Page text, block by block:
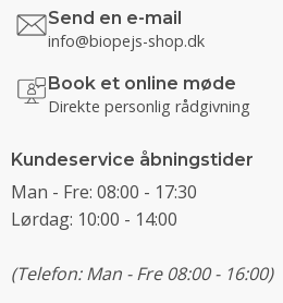
Send en e-mail
info@biopejs-shop.dk
Book et online møde
Direkte personlig rådgivning
Kundeservice åbningstider
Man - Fre: 08:00 - 17:30
Lørdag: 10:00 - 14:00
(Telefon: Man - Fre 08:00 - 16:00)